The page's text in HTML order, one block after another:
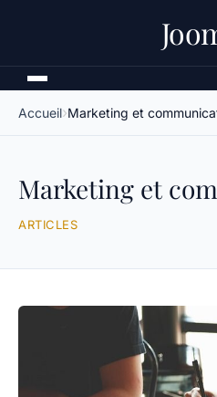
Accueil Marketing et
Marketing et
ARTICLES